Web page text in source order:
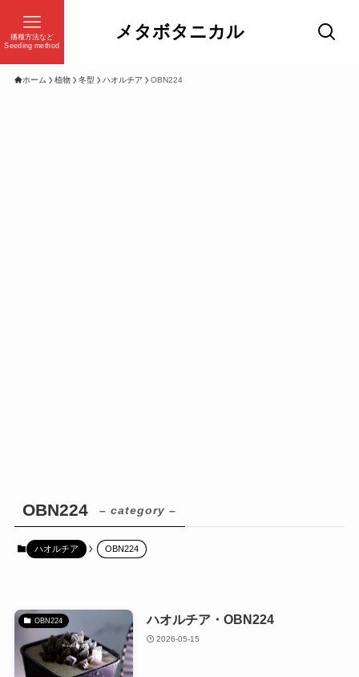
メタボタニカル
播種方法など
Seeding method
ホーム 植物 冬型 ハオルチア OBN224
OBN224 – category –
ハオルチア OBN224
OBN224 ハオルチア・OBN224
2026-05-15